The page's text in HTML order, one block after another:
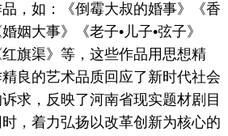
，如：《倒霉大叔的婚事》《香
姻大事》《老子•儿子•弦子》
红旗渠》等，这些作品用思想精
良的艺术品质回应了新时代社会
求，反映了河南省现实题材剧目
，着力弘扬以改革创新为核心的